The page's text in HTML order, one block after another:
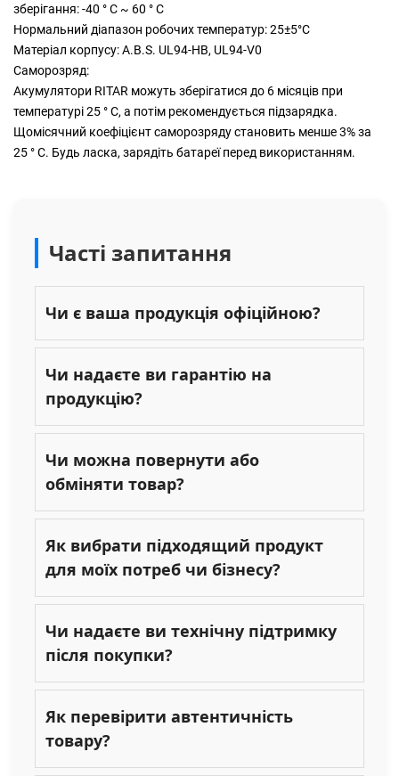
зберігання: -40 ° C ~ 60 ° C
Нормальний діапазон робочих температур: 25±5°C
Матеріал корпусу: A.В.S. UL94-HB, UL94-V0
Саморозряд:
Акумулятори RITAR можуть зберігатися до 6 місяців при
температурі 25 ° C, а потім рекомендується підзарядка.
Щомісячний коефіцієнт саморозряду становить менше 3% за
25 ° C. Будь ласка, зарядіть батареї перед використанням.
Часті запитання
Чи є ваша продукція офіційною?
Чи надаєте ви гарантію на
продукцію?
Чи можна повернути або
обміняти товар?
Як вибрати підходящий продукт
для моїх потреб чи бізнесу?
Чи надаєте ви технічну підтримку
після покупки?
Як перевірити автентичність
товару?